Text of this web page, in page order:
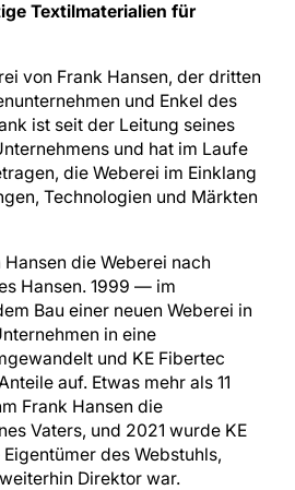
Textilmaterialien für
von Frank Hansen, der dritten
und Enkel des
ist seit der Leitung seines
und hat im Laufe
die Weberei im Einklang
Technologien und Märkten
die Weberei nach
Hansen. 1999 — im
Bau einer neuen Weberei in
in eine
und KE Fibertec
auf. Etwas mehr als 11
Frank Hansen die
Vaters, und 2021 wurde KE
des Webstuhls,
Direktor war.